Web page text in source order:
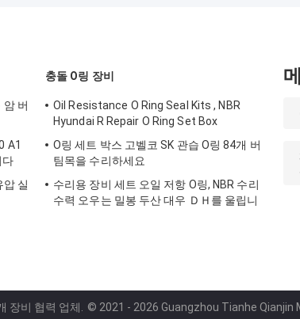
버
A1
다
실
충돌 O링 장비
Oil Resistance O Ring Seal Kits , NBR
Hyundai R Repair O Ring Set Box
O링 세트 박스 고벨코 SK 관습 O링 84개 버
팀목을 수리하세요
수리용 장비 세트 오일 저항 O링, NBR 수리
수력 오우는 밀봉 두산 대우 ＤＨ를 울립니
장비 협력 업체. © 2021 - 2026 Guangzhou Tianhe Qianjin